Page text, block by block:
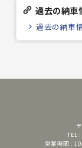
過去の納車
過去の納車
TEL
営業時間 :